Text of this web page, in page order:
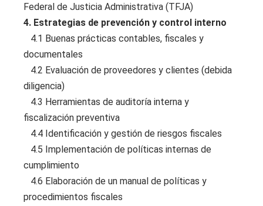
Federal de Justicia Administrativa (TFJA)
4. Estrategias de prevención y control interno
4.1 Buenas prácticas contables, fiscales y
documentales
4.2 Evaluación de proveedores y clientes (debida
diligencia)
4.3 Herramientas de auditoría interna y
fiscalización preventiva
4.4 Identificación y gestión de riesgos fiscales
4.5 Implementación de políticas internas de
cumplimiento
4.6 Elaboración de un manual de políticas y
procedimientos fiscales